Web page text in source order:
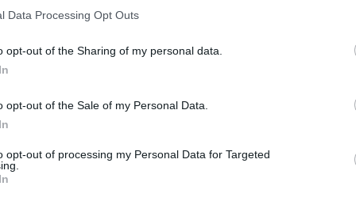
Data Processing Opt Outs
opt-out of the Sharing of my personal data.
opt-out of the Sale of my Personal Data.
opt-out of processing my Personal Data for Targeted